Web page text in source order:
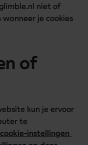
niet of
je cookies
of
kun je ervoor
te
instellingen